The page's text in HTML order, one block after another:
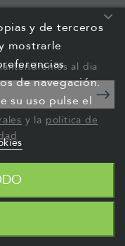
al dia
y la política de
y de terceros
mostrarle
de navegación.
su uso pulse el
S.A.